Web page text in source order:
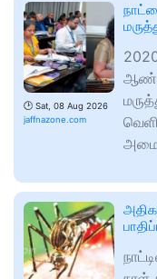
🕑 Sat, 08 Aug 2026
jaffnazone.com